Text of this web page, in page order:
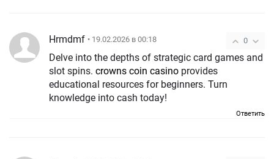
0
Hrmdmf • 19.02.2026 в 00:18
Delve into the depths of strategic card games and
slot spins. crowns coin casino provides
educational resources for beginners. Turn
knowledge into cash today!
Ответить